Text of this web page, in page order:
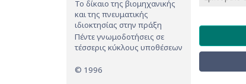
Το δίκαιο της βιομηχανικής
και της πνευματικής
ιδιοκτησίας στην πράξη
Πέντε γνωμοδοτήσεις σε
τέσσερις κύκλους υποθέσεων
© 1996